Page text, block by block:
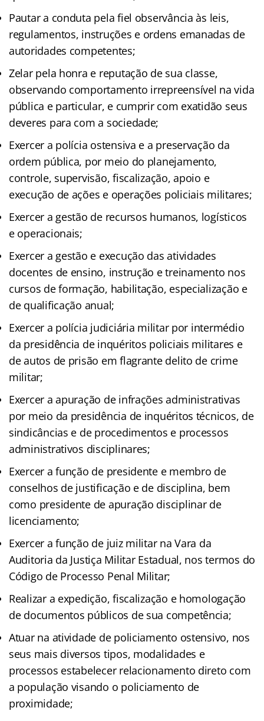
Pautar a conduta pela fiel observância às leis,
regulamentos, instruções e ordens emanadas de
autoridades competentes;
Zelar pela honra e reputação de sua classe,
observando comportamento irrepreensível na vida
pública e particular, e cumprir com exatidão seus
deveres para com a sociedade;
Exercer a polícia ostensiva e a preservação da
ordem pública, por meio do planejamento,
controle, supervisão, fiscalização, apoio e
execução de ações e operações policiais militares;
Exercer a gestão de recursos humanos, logísticos
e operacionais;
Exercer a gestão e execução das atividades
docentes de ensino, instrução e treinamento nos
cursos de formação, habilitação, especialização e
de qualificação anual;
Exercer a polícia judiciária militar por intermédio
da presidência de inquéritos policiais militares e
de autos de prisão em flagrante delito de crime
militar;
Exercer a apuração de infrações administrativas
por meio da presidência de inquéritos técnicos, de
sindicâncias e de procedimentos e processos
administrativos disciplinares;
Exercer a função de presidente e membro de
conselhos de justificação e de disciplina, bem
como presidente de apuração disciplinar de
licenciamento;
Exercer a função de juiz militar na Vara da
Auditoria da Justiça Militar Estadual, nos termos do
Código de Processo Penal Militar;
Realizar a expedição, fiscalização e homologação
de documentos públicos de sua competência;
Atuar na atividade de policiamento ostensivo, nos
seus mais diversos tipos, modalidades e
processos estabelecer relacionamento direto com
a população visando o policiamento de
proximidade;